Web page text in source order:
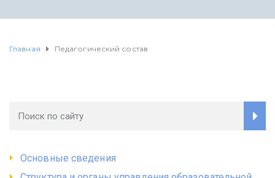
Главная Педагогический состав
Основные сведения